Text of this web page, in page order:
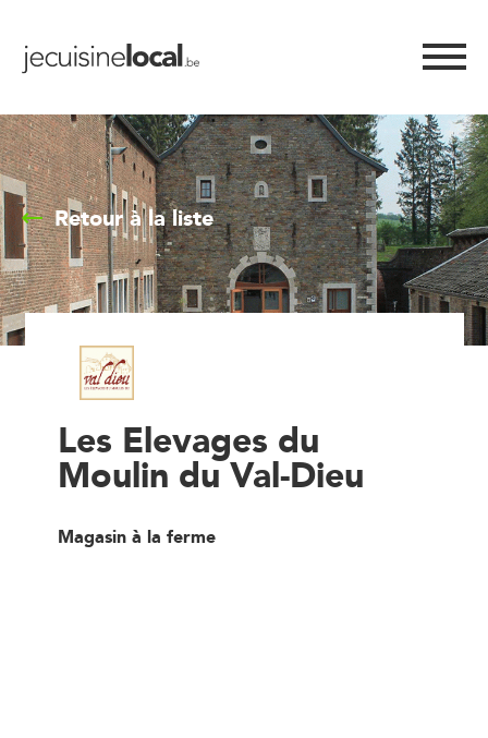
Retour à la liste
Les Elevages du
Moulin du Val-Dieu
Magasin à la ferme